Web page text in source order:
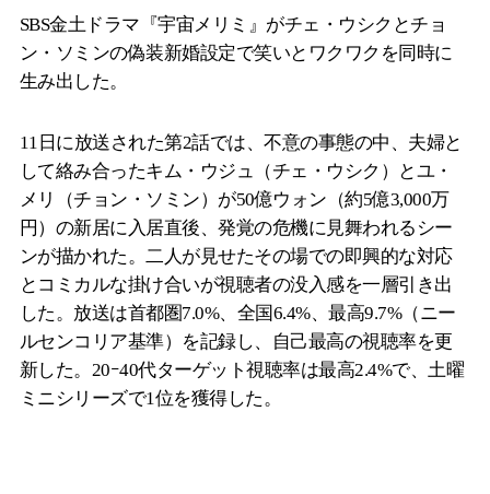
SBS金土ドラマ『宇宙メリミ』がチェ・ウシクとチョ
ン・ソミンの偽装新婚設定で笑いとワクワクを同時に
生み出した。
11日に放送された第2話では、不意の事態の中、夫婦と
して絡み合ったキム・ウジュ（チェ・ウシク）とユ・
メリ（チョン・ソミン）が50億ウォン（約5億3,000万
円）の新居に入居直後、発覚の危機に見舞われるシー
ンが描かれた。二人が見せたその場での即興的な対応
とコミカルな掛け合いが視聴者の没入感を一層引き出
した。放送は首都圏7.0%、全国6.4%、最高9.7%（ニー
ルセンコリア基準）を記録し、自己最高の視聴率を更
新した。20ｰ40代ターゲット視聴率は最高2.4%で、土曜
ミニシリーズで1位を獲得した。